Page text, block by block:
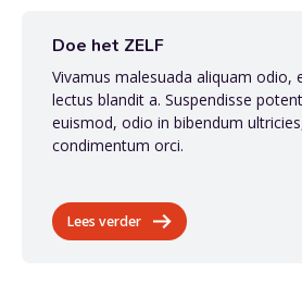
Doe het ZELF
Vivamus malesuada aliquam odio,
lectus blandit a. Suspendisse
euismod, odio in bibendum
condimentum orci.
Lees verder